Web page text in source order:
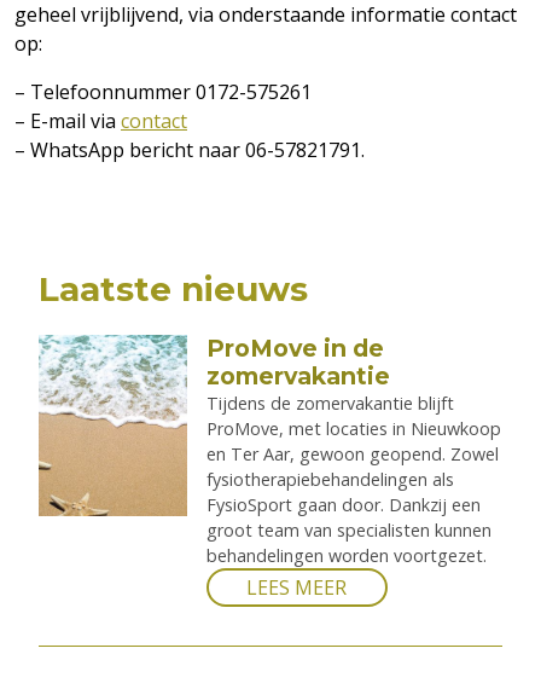
geheel vrijblijvend, via onderstaande informatie contact
op:
– Telefoonnummer 0172-575261
– E-mail via contact
– WhatsApp bericht naar 06-57821791.
Laatste nieuws
ProMove in de
zomervakantie
Tijdens de zomervakantie blijft
ProMove, met locaties in Nieuwkoop
en Ter Aar, gewoon geopend. Zowel
fysiotherapiebehandelingen als
FysioSport gaan door. Dankzij een
groot team van specialisten kunnen
behandelingen worden voortgezet.
LEES MEER